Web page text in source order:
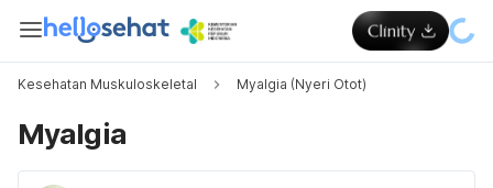
Kesehatan Muskuloskeletal Myalgia (Nyeri Otot)
Myalgia